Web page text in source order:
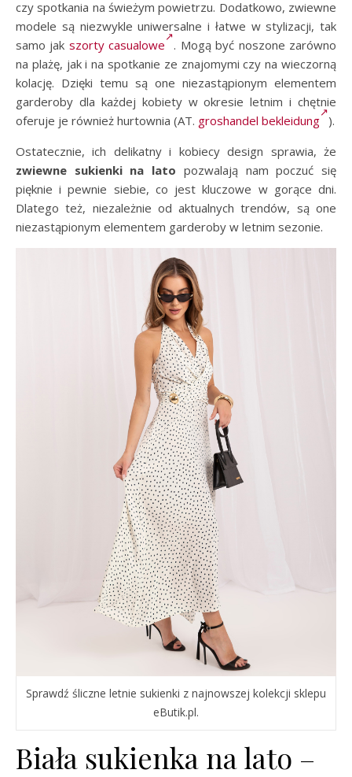
czy spotkania na świeżym powietrzu. Dodatkowo, zwiewne
modele są niezwykle uniwersalne i łatwe w stylizacji, tak
samo jak szorty casualowe
. Mogą być noszone zarówno
na plażę, jak i na spotkanie ze znajomymi czy na wieczorną
kolację. Dzięki temu są one niezastąpionym elementem
garderoby dla każdej kobiety w okresie letnim i chętnie
oferuje je również hurtownia (AT. groshandel bekleidung ).
Ostatecznie, ich delikatny i kobiecy design sprawia, że
zwiewne sukienki na lato pozwalają nam poczuć się
pięknie i pewnie siebie, co jest kluczowe w gorące dni.
Dlatego też, niezależnie od aktualnych trendów, są one
niezastąpionym elementem garderoby w letnim sezonie.
Sprawdź śliczne letnie sukienki z najnowszej kolekcji sklepu
eButik.pl.
Biała sukienka na lato –